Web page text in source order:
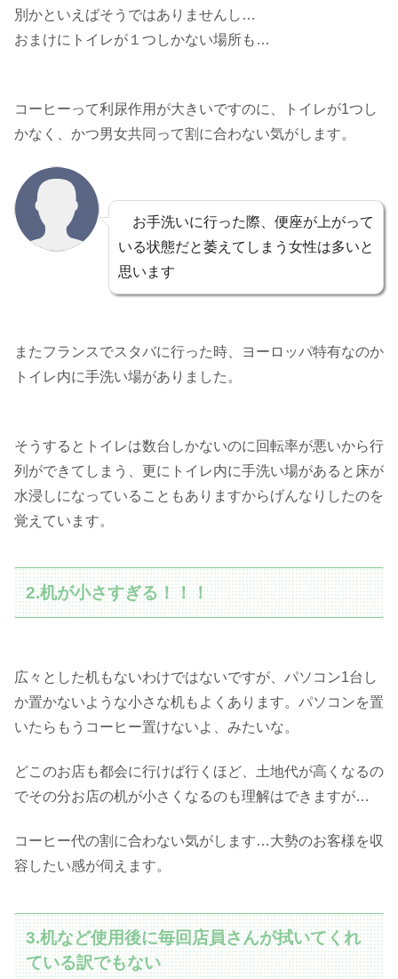
別かといえばそうではありませんし…
おまけにトイレが１つしかない場所も…
コーヒーって利尿作用が大きいですのに、トイレが1つし
かなく、かつ男女共同って割に合わない気がします。
お手洗いに行った際、便座が上がって
いる状態だと萎えてしまう女性は多いと
思います
またフランスでスタバに行った時、ヨーロッパ特有なのか
トイレ内に手洗い場がありました。
そうするとトイレは数台しかないのに回転率が悪いから行
列ができてしまう、更にトイレ内に手洗い場があると床が
水浸しになっていることもありますからげんなりしたのを
覚えています。
2.机が小さすぎる！！！
広々とした机もないわけではないですが、パソコン1台し
か置かないような小さな机もよくあります。パソコンを置
いたらもうコーヒー置けないよ、みたいな。
どこのお店も都会に行けば行くほど、土地代が高くなるの
でその分お店の机が小さくなるのも理解はできますが…
コーヒー代の割に合わない気がします…大勢のお客様を収
容したい感が伺えます。
3.机など使用後に毎回店員さんが拭いてくれ
ている訳でもない